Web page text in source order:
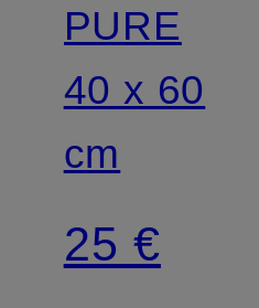
PURE
40 x 60
cm
25 €